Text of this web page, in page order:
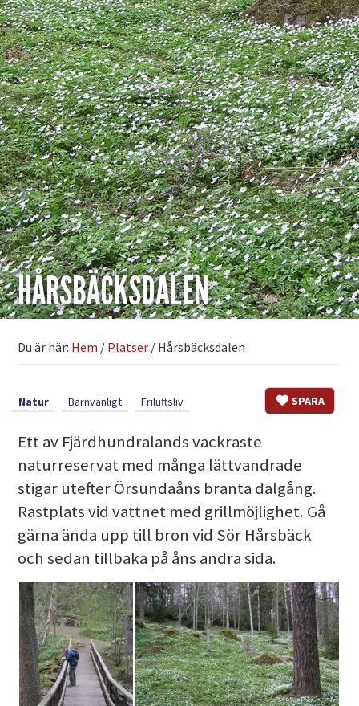
HÅRSBÄCKSDALEN
Du är här: Hem / Platser / Hårsbäcksdalen
SPARA
Natur Barnvänligt Friluftsliv
Ett av Fjärdhundralands vackraste
naturreservat med många lättvandrade
stigar utefter Örsundaåns branta dalgång.
Rastplats vid vattnet med grillmöjlighet. Gå
gärna ända upp till bron vid Sör Hårsbäck
och sedan tillbaka på åns andra sida.